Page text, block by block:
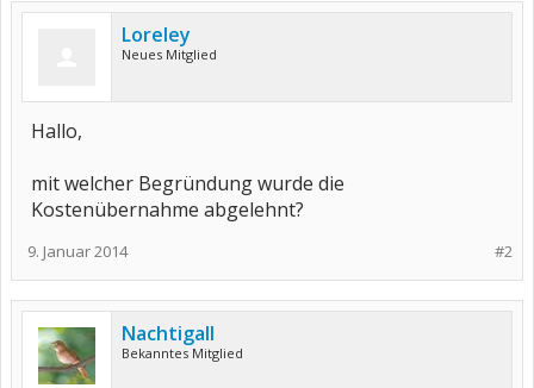
Loreley
Neues Mitglied
Hallo,
mit welcher Begründung wurde die
Kostenübernahme abgelehnt?
#2
9. Januar 2014
Nachtigall
Bekanntes Mitglied